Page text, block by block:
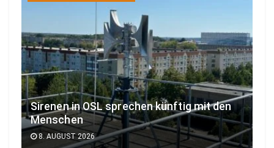
Sirenen in OSL sprechen künftig mit den
Menschen
8. AUGUST 2026